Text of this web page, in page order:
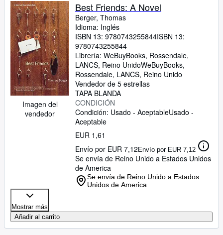
Imagen del
vendedor
Best Friends: A Novel
Berger, Thomas
Idioma: Inglés
ISBN 13: 9780743255844ISBN 13:
9780743255844
Librería: WeBuyBooks, Rossendale,
LANCS, Reino UnidoWeBuyBooks,
Rossendale, LANCS, Reino Unido
Vendedor de 5 estrellas
TAPA BLANDA
CONDICIÓN
Condición: Usado - AceptableUsado -
Aceptable
EUR 1,61
Envío por EUR 7,12Envío por EUR 7,12
Se envía de Reino Unido a Estados Unidos
de America
Se envía de Reino Unido a Estados
Unidos de America
Mostrar más
Añadir al carrito